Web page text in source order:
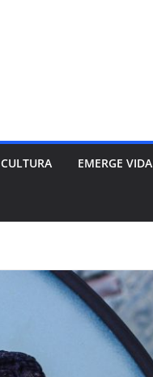
CULTURA EMERGE VIDA